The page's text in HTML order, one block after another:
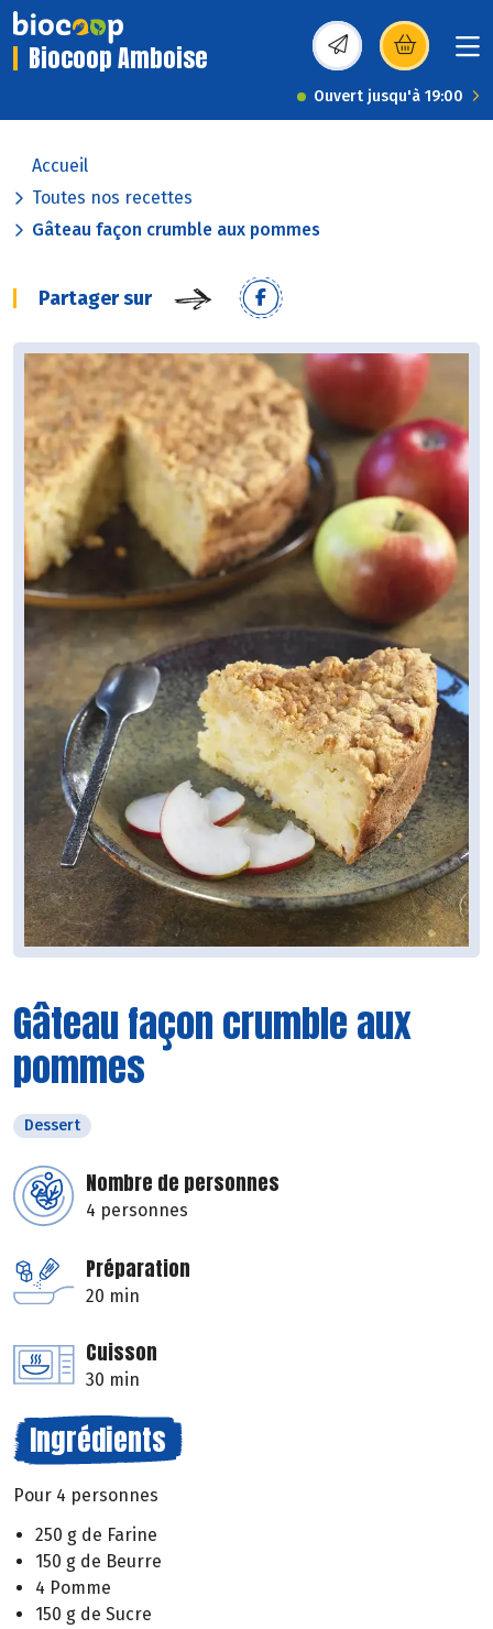
Biocoop Amboise (s’ouvre dans une
Ouvert jusqu'à 19:00
Accueil
Toutes nos recettes
Gâteau façon crumble aux pommes
Partager sur
Gâteau façon crumble aux
pommes
Dessert
Nombre de personnes
4 personnes
Préparation
20 min
Cuisson
30 min
Ingrédients
Pour 4 personnes
250 g de Farine
150 g de Beurre
4 Pomme
150 g de Sucre